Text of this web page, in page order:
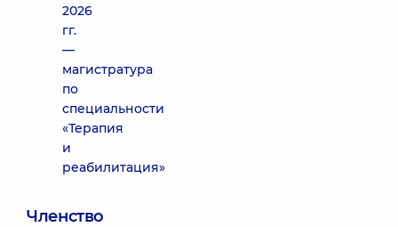
2026
гг.
—
магистратура
по
специальности
«Терапия
и
реабилитация»
Членство